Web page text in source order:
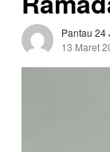
Pantau 24
13 Maret